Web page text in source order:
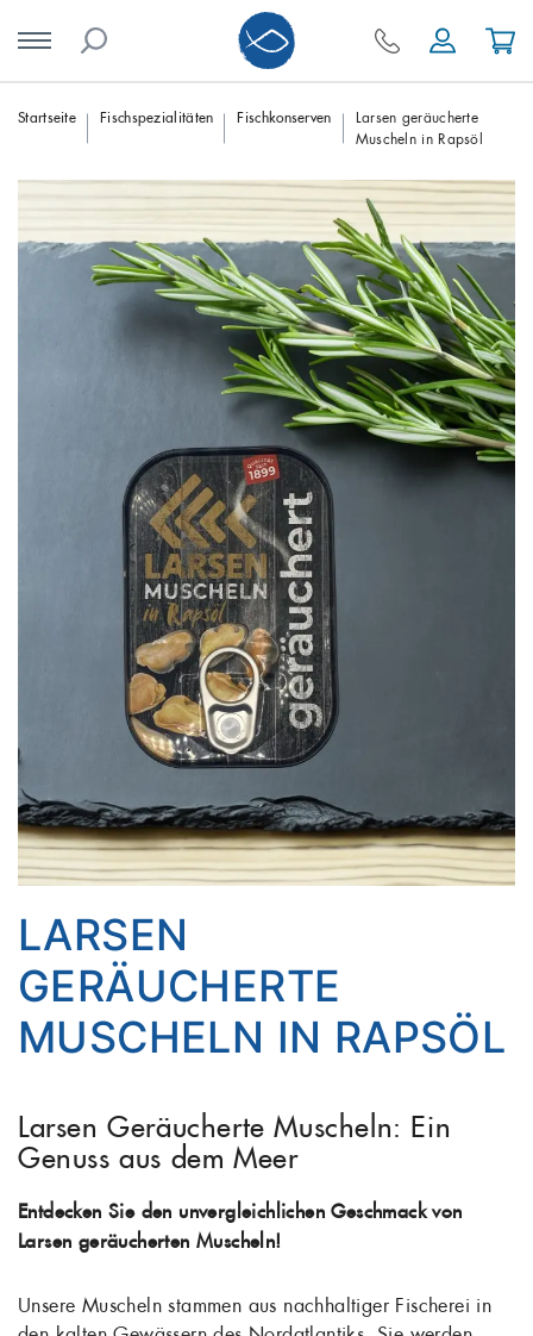
Skip
content
Startseite Fischspezialitäten Fischkonserven
Larsen geräucherte
Muscheln in Rapsöl
LARSEN
GERÄUCHERTE
MUSCHELN IN RAPSÖL
Larsen Geräucherte Muscheln: Ein
Genuss aus dem Meer
Entdecken Sie den unvergleichlichen Geschmack von
Larsen geräucherten Muscheln!
Unsere Muscheln stammen aus nachhaltiger Fischerei in